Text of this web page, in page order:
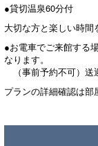
●貸切温泉60分付
大切な方と楽しい時間
●お電車でご来館する
なります。
（事前予約不可）送
プランの詳細確認は部